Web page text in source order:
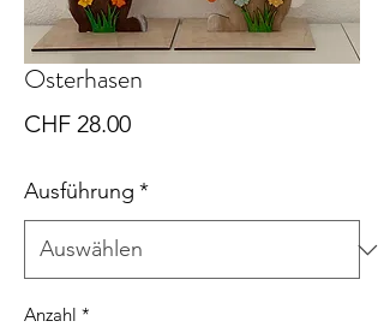
Osterhasen
CHF 28.00Preis
Ausführung *
Anzahl *